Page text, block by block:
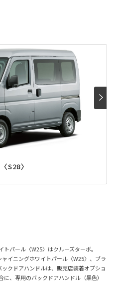
S28〉
パール〈W25〉はクルーズターボ。
イニングホワイトパール〈W25〉、ブラ
クドアハンドルは、販売店装着オプショ
、専用のバックドアハンドル（黒色）